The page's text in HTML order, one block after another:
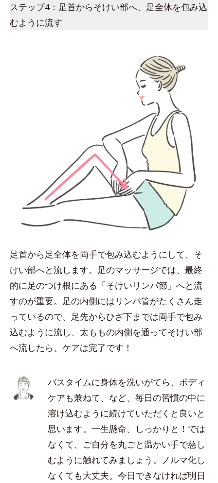
ステップ4：足首からそけい部へ、足全体を包み込
むように流す
足首から足全体を両手で包み込むようにして、そ
けい部へと流します。足のマッサージでは、最終
的に足のつけ根にある「そけいリンパ節」へと流
すのが重要。足の内側にはリンパ管がたくさん走
っているので、足先からひざ下までは両手で包み
込むように流し、太ももの内側を通ってそけい部
へ流したら、ケアは完了です！
バスタイムに身体を洗いがてら、ボディ
ケアも兼ねて、など、毎日の習慣の中に
溶け込むように続けていただくと良いと
思います。一生懸命、しっかりと！では
なくて、ご自分を丸ごと温かい手で慈し
むように触れてみましょう。ノルマ化し
なくても大丈夫。今日できなければ明日